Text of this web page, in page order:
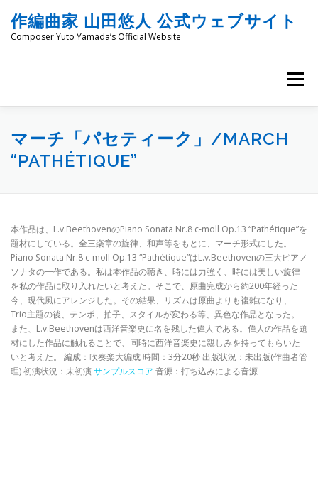
キ
作編曲家 山田悠人 公式ウェブサイト
Composer Yuto Yamada’s Official Website
メニュー
HOME PROFILE WORKS ENGRAVING
MATERIALS SNS SCHEDULES CONTACT
LINKS SITEMAP
マーチ「パセティーク」/MARCH
“PATHÉTIQUE”
本作品は、L.v.BeethovenのPiano Sonata Nr.8 c-moll Op.13 “Pathétique”を
題材にしている。全三楽章の旋律、和声等をもとに、マーチ形式にした。
Piano Sonata Nr.8 c-moll Op.13 “Pathétique”はL.v.Beethovenの三大ピアノ
ソナタの一作である。私は本作品の聴き、時には力強く、時には美しい旋律
を私の作品に取り入れたいと考えた。そこで、原曲完成から約200年経った
今、現代風にアレンジした。その結果、リズムは原曲よりも複雑になり、
Trio主題の後、テンポ、拍子、スタイルが変わる等、異色な作品となった。
また、L.v.Beethovenは西洋音楽史に名を残した偉人である。偉人の作品を題
材にした作品に触れることで、同時に西洋音楽史に親しみを持ってもらいた
いと考えた。 編成：吹奏楽大編成 時間：3分20秒 出版状況：未出版(作曲者管
理) 初演状況：未初演サンプルスコア 音源：打ち込みによる音源